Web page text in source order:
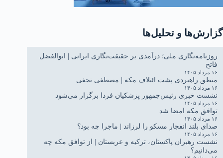
گزارش‌ها و تحلیل‌ها
روزنامه‌نگاری ملی؛ درآمدی بر حقیقت‌نگاری ایرانی | ابوالفضل
فاتح
۱۶ مرداد ۱۴۰۵
منطق راهبردی پشت ائتلاف مکه | مصطفی نجفی
۱۶ مرداد ۱۴۰۵
نشست خبری رئیس‌جمهور پزشکیان فردا برگزار می‌شود
۱۶ مرداد ۱۴۰۵
توافق مکه امضا شد
۱۶ مرداد ۱۴۰۵
صدای بلند انفجار مسکو را لرزاند | ماجرا چه بود؟
۱۶ مرداد ۱۴۰۵
نشست رهبران پاکستان، ترکیه و عربستان | از توافق مکه چه
می‌دانیم؟